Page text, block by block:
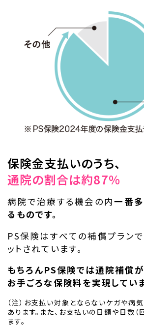
保険金支払いのうち、
通院の割合は約87％
病院で治療する機会の内一番
るものです。
PS保険はすべての補償プラン
ットされています。
もちろんPS保険では通院補償が
お手ごろな保険料を実現していま
（注）お支払い対象とならないケガや病
あります。また、お支払いの日額や日数
ます。